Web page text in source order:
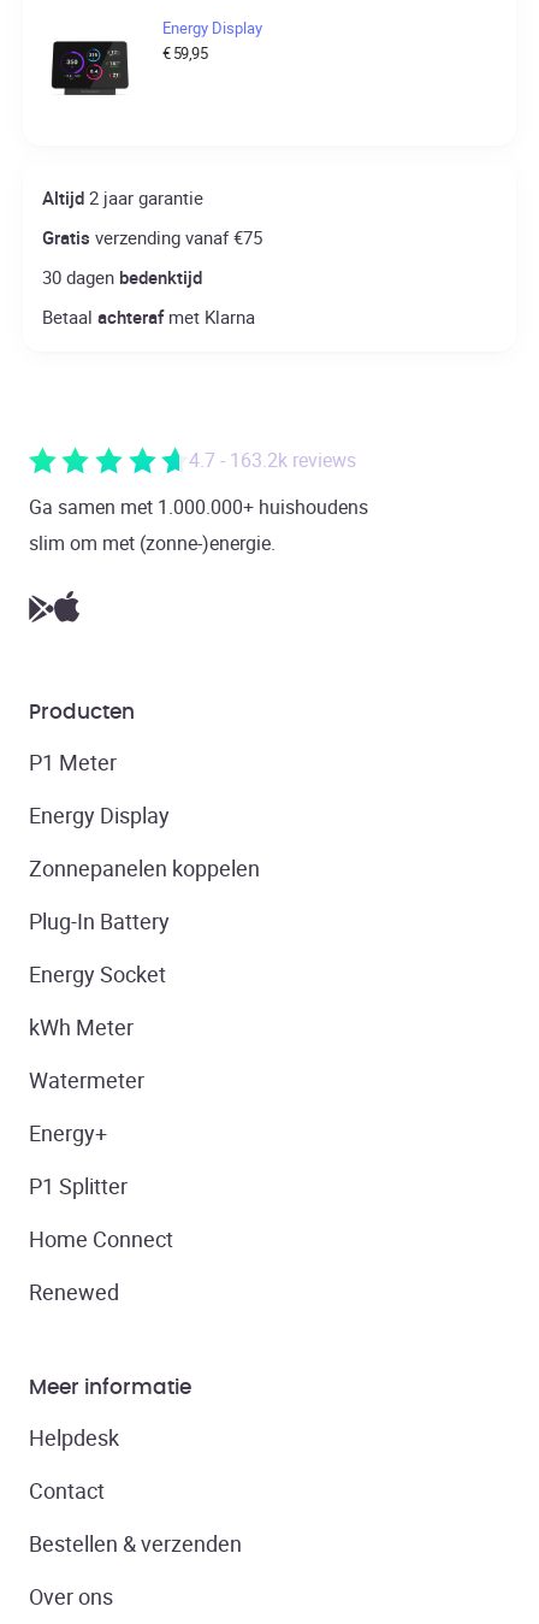
Energy Display
€59,95
Altijd 2 jaar garantie
Gratis verzending vanaf €75
30 dagen bedenktijd
Betaalachterafmet Klarna
4.7 - 163.2k reviews
Ga samen met 1.000.000+ huishoudens
slim om met (zonne-)energie.
Producten
P1 Meter
Energy Display
Zonnepanelen koppelen
Plug-In Battery
Energy Socket
kWh Meter
Watermeter
Energy+
P1 Splitter
Home Connect
Renewed
Meer informatie
Helpdesk
Contact
Bestellen & verzenden
Over ons